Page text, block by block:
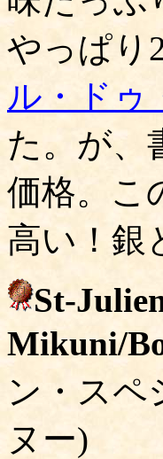
やっぱり
ル・ドゥ
た。が、
価格。こ
高い！銀
St-
Mikuni/
ン・スペ
ヌー)